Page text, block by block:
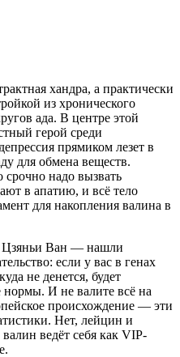
хандра, а практически
из хронического
ада. В центре этой
герой среди
прямиком лезет в
для обмена веществ.
срочно надо вызвать
в апатию, и всё тело
для накопления валина в
Ван — нашли
если у вас в генах
не денется, будет
И не валите всё на
происхождение — эти
Нет, лейцин и
ведёт себя как VIP-